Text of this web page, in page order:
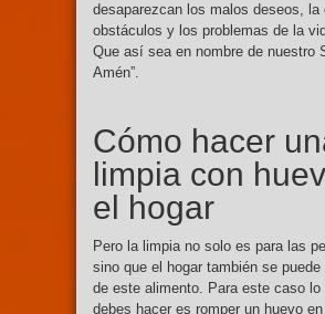
desaparezcan los malos deseos, la
obstáculos y los problemas de la
Que así sea en nombre de nuestro
Amén”.
Cómo hacer
limpia con
el hogar
Pero la limpia no solo es para las
sino que el hogar también se puede
de este alimento. Para este caso lo
debes hacer es romper un huevo